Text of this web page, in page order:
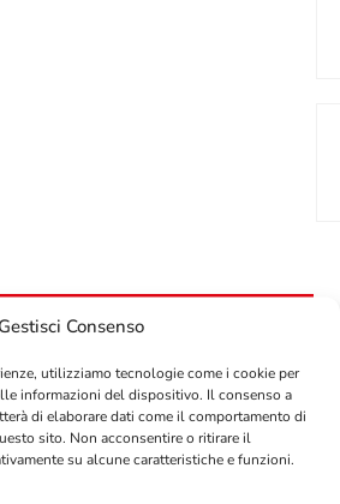
Gestisci Consenso
utilizziamo tecnologie come i cookie per
informazioni del dispositivo. Il consenso a
di elaborare dati come il comportamento di
sito. Non acconsentire o ritirare il
su alcune caratteristiche e funzioni.
DI SCONTO
ORDINE!
per ricevere il tuo